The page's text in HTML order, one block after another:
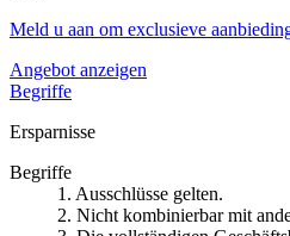
Meld u aan om exclusieve
Angebot anzeigen
Begriffe
Ersparnisse
Begriffe
1. Ausschlüsse gelten.
2. Nicht kombinierbar mit